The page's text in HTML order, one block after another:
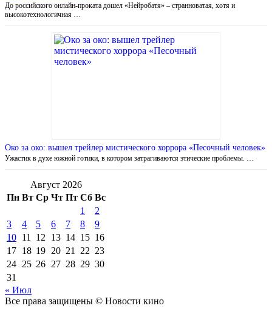
До российского онлайн-проката дошел «Нейробатя» – странноватая, хотя и
высокотехнологичная …
Око за око: вышел трейлер мистического хоррора «Песочный человек»
Ужастик в духе южной готики, в котором затрагиваются этические проблемы. …
Август 2026
Пн Вт Ср Чт Пт Сб Вс
1
2
3
4 5 6 7 8
9
10 11 12 13 14 15 16
17 18 19 20 21 22 23
24 25 26 27 28 29 30
31
« Июл
Все права защищены © Новости кино